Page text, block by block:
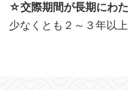
☆交際期間が長期にわ
少なくとも２～３年以上